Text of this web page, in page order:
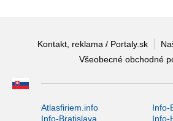
Kontakt, reklama / Portaly.sk
Všeobecné obchodné
Atlasfiriem.info
Info-
Info-Bratislava
Info-